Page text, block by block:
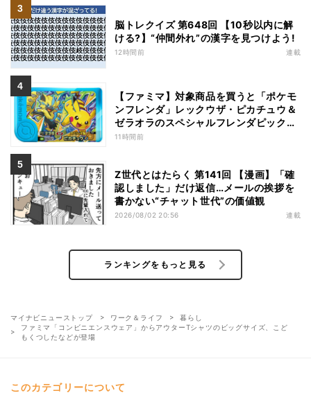
脳トレクイズ 第648回 【10秒以内に解
ける?】“仲間外れ”の漢字を見つけよう!
12時間前 連載
【ファミマ】対象商品を買うと「ポケモ
ンフレンダ」レックウザ・ピカチュウ＆
ゼラオラのスペシャルフレンダピックが
もらえるキャンペーン
11時間前
Z世代とはたらく 第141回 【漫画】「確
認しました」だけ返信…メールの挨拶を
書かない“チャット世代”の価値観
2026/08/02 20:56 連載
ランキングをもっと見る
マイナビニューストップ ワーク＆ライフ
暮らし
ファミマ「コンビニエンスウェア」からアウターTシャツのビッグサイズ、こど
もくつしたなどが登場
このカテゴリーについて